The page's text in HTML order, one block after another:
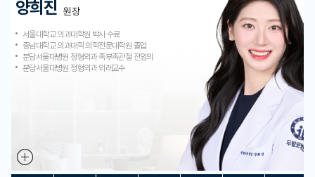
양희진 원장
서울대학교 의과대학원 박사 수료
충남대학교 의과대학 의학전문대학원 졸업
분당서울대병원 정형외과 족부족관절 전임의
분당서울대병원 정형외과 외래교수